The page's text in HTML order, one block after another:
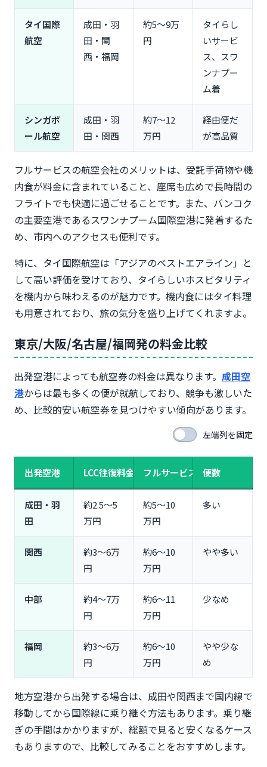
タイ国際
航空
成田・羽
田・関
西・福岡
約5〜9万
円
タイらし
いサービ
ス、スワ
ンナプー
ム着
シンガポ
ール航空
成田・羽
田・関西
約7〜12
万円
経由便だ
が高品質
フルサービスの航空会社のメリットは、受託手荷物や機
内食が料金に含まれていること、座席も広めで長時間の
フライトでも快適に過ごせることです。また、バンコク
の主要空港であるスワンナプーム国際空港に発着するた
め、市内へのアクセスも便利です。
特に、タイ国際航空は「アジアのベストエアライン」と
して高い評価を受けており、タイらしいホスピタリティ
を機内から味わえるのが魅力です。機内食にはタイ料理
も用意されており、旅の気分を盛り上げてくれますよ。
東京/大阪/名古屋/福岡発の料金比較
出発空港によっても航空券の料金は異なります。 成田空
港からは最も多くの便が就航しており、競争も激しいた
め、比較的安い航空券を見つけやすい傾向があります。
左端列を固定
出発空港 LCC往復料金 フルサービス往復料金
便数
成田・羽
田
約2.5〜5
万円
約5〜10
万円
多い
関西
約3〜6万
円
約6〜10
万円
やや多い
中部
約4〜7万
円
約6〜11
万円
少なめ
福岡
約3〜6万
円
約6〜10
万円
やや少な
め
地方空港から出発する場合は、成田や関西まで国内線で
移動してから国際線に乗り継ぐ方法もあります。乗り継
ぎの手間はかかりますが、総額で見ると安くなるケース
もありますので、比較してみることをおすすめします。